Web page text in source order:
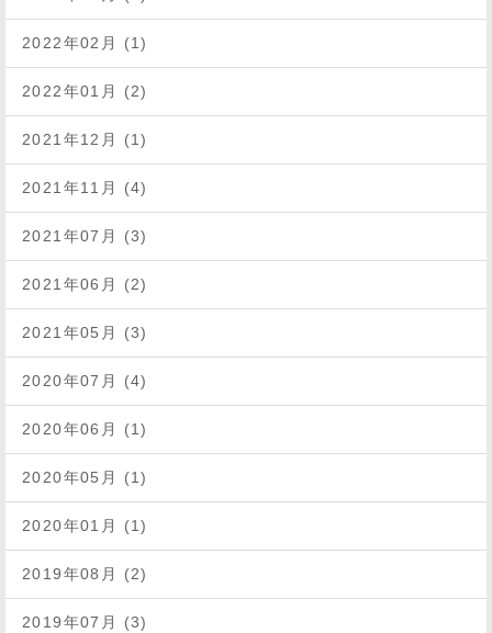
2022年02月 (1)
2022年01月 (2)
2021年12月 (1)
2021年11月 (4)
2021年07月 (3)
2021年06月 (2)
2021年05月 (3)
2020年07月 (4)
2020年06月 (1)
2020年05月 (1)
2020年01月 (1)
2019年08月 (2)
2019年07月 (3)